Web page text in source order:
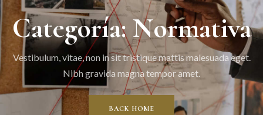
Categoría: Normativa
Vestibulum, vitae, non in sit tristique mattis malesuada eget.
Nibh gravida magna tempor amet.
BACK HOME